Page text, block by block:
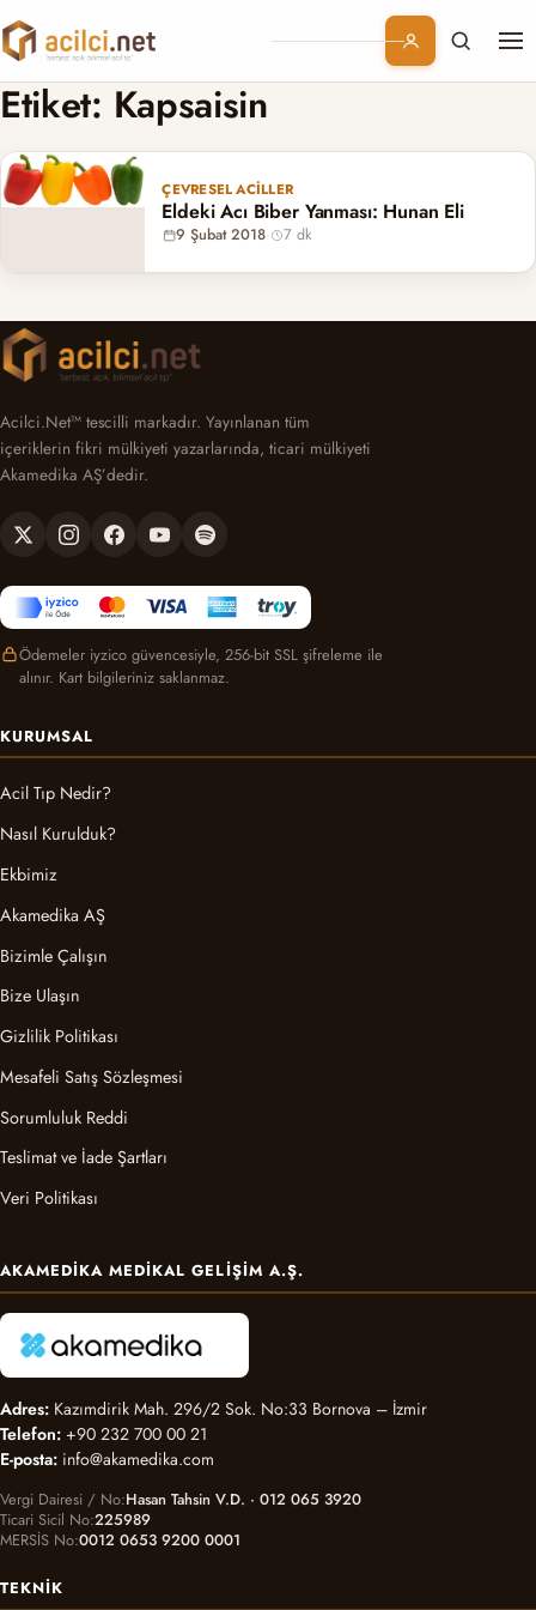
Branşlar
Konular
Kurumsal
Etiket: Kapsaisin
ÇEVRESEL ACILLER
Eldeki Acı Biber Yanması: Hunan Eli
9 Şubat 2018· 7 dk
Acilci.Net™ tescilli markadır. Yayınlanan tüm
içeriklerin fikri mülkiyeti yazarlarında, ticari mülkiyeti
Akamedika AŞ’dedir.
Ödemeler iyzico güvencesiyle, 256-bit SSL şifreleme ile
alınır. Kart bilgileriniz saklanmaz.
KURUMSAL
Acil Tıp Nedir?
Nasıl Kurulduk?
Ekbimiz
Akamedika AŞ
Bizimle Çalışın
Bize Ulaşın
Gizlilik Politikası
Mesafeli Satış Sözleşmesi
Sorumluluk Reddi
Teslimat ve İade Şartları
Veri Politikası
AKAMEDIKA MEDIKAL GELIŞIM A.Ş.
Adres: Kazımdirik Mah. 296/2 Sok. No:33 Bornova – İzmir
Telefon: +90 232 700 00 21
E-posta: info@akamedika.com
Vergi Dairesi / No Hasan Tahsin V.D. · 012 065 3920
Ticari Sicil No 225989
MERSİS No 0012 0653 9200 0001
TEKNIK